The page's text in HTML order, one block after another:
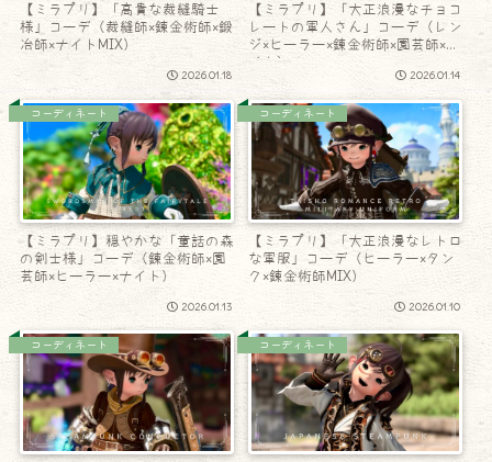
【ミラプリ】「高貴な裁縫騎士
様」コーデ（裁縫師×錬金術師×鍛
冶師×ナイトMIX）
2026.01.18
【ミラプリ】「大正浪漫なチョコ
レートの軍人さん」コーデ（レン
ジ×ヒーラー×錬金術師×園芸師×ナ
イト）
2026.01.14
コーディネート
【ミラプリ】穏やかな「童話の森
の剣士様」コーデ（錬金術師×園
芸師×ヒーラー×ナイト）
2026.01.13
コーディネート
【ミラプリ】「大正浪漫なレトロ
な軍服」コーデ（ヒーラー×タン
ク×錬金術師MIX）
2026.01.10
コーディネート コーディネート